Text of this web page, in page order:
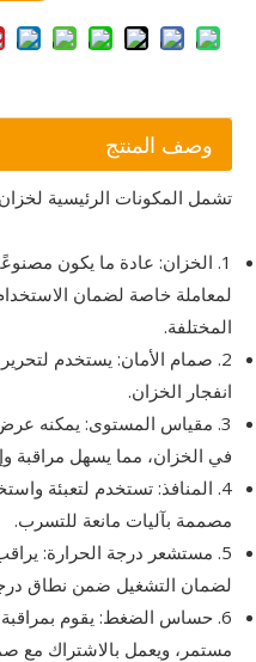
وصف المنتج
تشمل المكونات الرئيسية
1. الخزان: عادة ما يكون
لمعاملة خاصة لضمان
المختلفة.
2. صمام الأمان: يستخدم
انفجار الخزان.
3. مقياس المستوى: يمكنه
في الخزان، مما يسهل مراقبة
4. المنافذ: تستخدم لتعبئة
مصممة بآليات مانعة للتسرب.
5. مستشعر درجة الحرارة:
لضمان التشغيل ضمن نطاق
6. حساس الضغط: يقوم
مستمر، ويعمل بالاشتراك مع